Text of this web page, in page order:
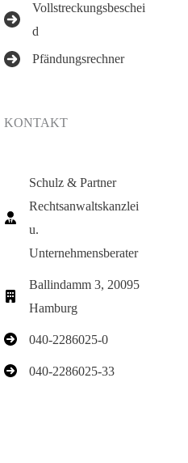
Vollstreckungsbeschei
d
Pfändungsrechner
KONTAKT
Schulz & Partner
Rechtsanwaltskanzlei
u.
Unternehmensberater
Ballindamm 3, 20095
Hamburg
040-2286025-0
040-2286025-33